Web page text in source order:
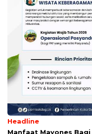
Headline
Manfaat Mayones